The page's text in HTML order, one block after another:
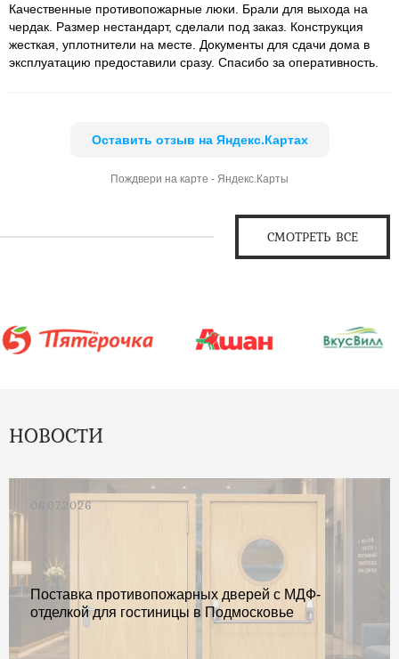
Качественные противопожарные люки. Брали для выхода на
чердак. Размер нестандарт, сделали под заказ. Конструкция
жесткая, уплотнители на месте. Документы для сдачи дома в
эксплуатацию предоставили сразу. Спасибо за оперативность.
Оставить отзыв на Яндекс.Картах
Пождвери на карте - Яндекс.Карты
СМОТРЕТЬ ВСЕ
НОВОСТИ
06.07.2026
Поставка противопожарных дверей с МДФ-
отделкой для гостиницы в Подмосковье